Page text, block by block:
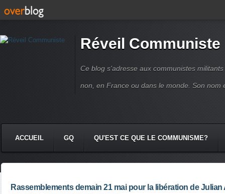
Réveil Communiste
Ce blog s'adresse aux communistes
non, en France ou dans le monde. Son nom
ACCUEIL GQ QU'EST CE QUE LE COMMUNISME?
Rassemblements demain 21 mai pour la libération de Julian